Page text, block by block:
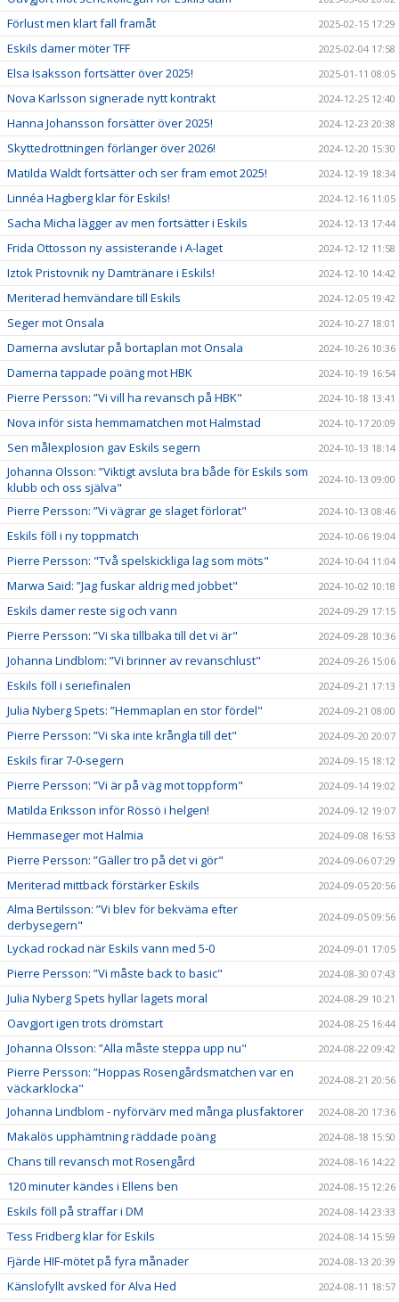
Förlust men klart fall framåt 2025-02-15 17:29
Eskils damer möter TFF 2025-02-04 17:58
Elsa Isaksson fortsätter över 2025! 2025-01-11 08:05
Nova Karlsson signerade nytt kontrakt 2024-12-25 12:40
Hanna Johansson forsätter över 2025! 2024-12-23 20:38
Skyttedrottningen förlänger över 2026! 2024-12-20 15:30
Matilda Waldt fortsätter och ser fram emot 2025! 2024-12-19 18:34
Linnéa Hagberg klar för Eskils! 2024-12-16 11:05
Sacha Micha lägger av men fortsätter i Eskils 2024-12-13 17:44
Frida Ottosson ny assisterande i A-laget 2024-12-12 11:58
Iztok Pristovnik ny Damtränare i Eskils! 2024-12-10 14:42
Meriterad hemvändare till Eskils 2024-12-05 19:42
Seger mot Onsala 2024-10-27 18:01
Damerna avslutar på bortaplan mot Onsala 2024-10-26 10:36
Damerna tappade poäng mot HBK 2024-10-19 16:54
Pierre Persson: ”Vi vill ha revansch på HBK" 2024-10-18 13:41
Nova inför sista hemmamatchen mot Halmstad 2024-10-17 20:09
Sen målexplosion gav Eskils segern 2024-10-13 18:14
Johanna Olsson: ”Viktigt avsluta bra både för Eskils som
klubb och oss själva"
2024-10-13 09:00
Pierre Persson: ”Vi vägrar ge slaget förlorat" 2024-10-13 08:46
Eskils föll i ny toppmatch 2024-10-06 19:04
Pierre Persson: "Två spelskickliga lag som möts" 2024-10-04 11:04
Marwa Said: ”Jag fuskar aldrig med jobbet" 2024-10-02 10:18
Eskils damer reste sig och vann 2024-09-29 17:15
Pierre Persson: ”Vi ska tillbaka till det vi är" 2024-09-28 10:36
Johanna Lindblom: ”Vi brinner av revanschlust" 2024-09-26 15:06
Eskils föll i seriefinalen 2024-09-21 17:13
Julia Nyberg Spets: ”Hemmaplan en stor fördel" 2024-09-21 08:00
Pierre Persson: ”Vi ska inte krångla till det" 2024-09-20 20:07
Eskils firar 7-0-segern 2024-09-15 18:12
Pierre Persson: ”Vi är på väg mot toppform" 2024-09-14 19:02
Matilda Eriksson inför Rössö i helgen! 2024-09-12 19:07
Hemmaseger mot Halmia 2024-09-08 16:53
Pierre Persson: ”Gäller tro på det vi gör" 2024-09-06 07:29
Meriterad mittback förstärker Eskils 2024-09-05 20:56
Alma Bertilsson: ”Vi blev för bekväma efter
derbysegern"
2024-09-05 09:56
Lyckad rockad när Eskils vann med 5-0 2024-09-01 17:05
Pierre Persson: ”Vi måste back to basic" 2024-08-30 07:43
Julia Nyberg Spets hyllar lagets moral 2024-08-29 10:21
Oavgjort igen trots drömstart 2024-08-25 16:44
Johanna Olsson: ”Alla måste steppa upp nu" 2024-08-22 09:42
Pierre Persson: ”Hoppas Rosengårdsmatchen var en
väckarklocka"
2024-08-21 20:56
Johanna Lindblom - nyförvärv med många plusfaktorer 2024-08-20 17:36
Makalös upphämtning räddade poäng 2024-08-18 15:50
Chans till revansch mot Rosengård 2024-08-16 14:22
120 minuter kändes i Ellens ben 2024-08-15 12:26
Eskils föll på straffar i DM 2024-08-14 23:33
Tess Fridberg klar för Eskils 2024-08-14 15:59
Fjärde HIF-mötet på fyra månader 2024-08-13 20:39
Känslofyllt avsked för Alva Hed 2024-08-11 18:57